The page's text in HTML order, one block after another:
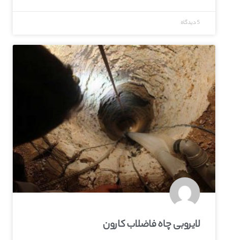
5 دیدگاه
لایروبی چاه فاضلاب کارون